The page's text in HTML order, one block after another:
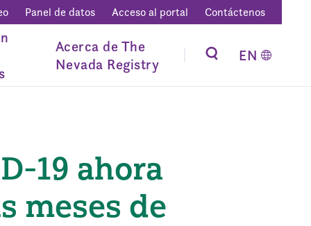
Panel de datos Acceso al portal Contáctenos
Acerca de The
Nevada Registry
EN
19 ahora
meses de